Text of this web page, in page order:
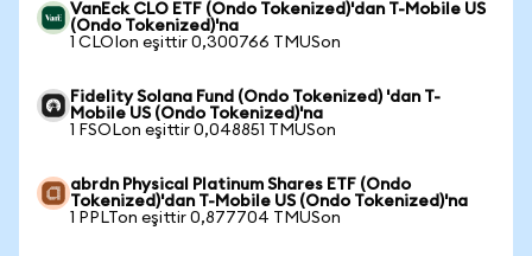
VanEck CLO ETF (Ondo Tokenized)'dan T-Mobile US
(Ondo Tokenized)'na
1 CLOIon eşittir 0,300766 TMUSon
Fidelity Solana Fund (Ondo Tokenized) 'dan T-
Mobile US (Ondo Tokenized)'na
1 FSOLon eşittir 0,048851 TMUSon
abrdn Physical Platinum Shares ETF (Ondo
Tokenized)'dan T-Mobile US (Ondo Tokenized)'na
1 PPLTon eşittir 0,877704 TMUSon